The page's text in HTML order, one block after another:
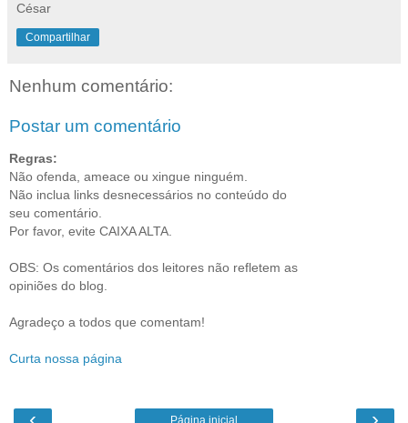
César
Compartilhar
Nenhum comentário:
Postar um comentário
Regras:
Não ofenda, ameace ou xingue ninguém.
Não inclua links desnecessários no conteúdo do
seu comentário.
Por favor, evite CAIXA ALTA.
OBS: Os comentários dos leitores não refletem as
opiniões do blog.
Agradeço a todos que comentam!
Curta nossa página
Página inicial